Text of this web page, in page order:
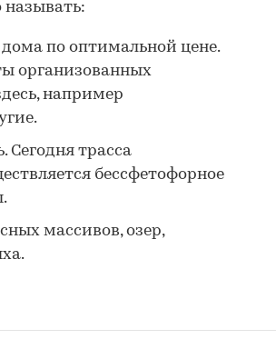
по оптимальной цене.
организованных
например
Сегодня трасса
бессфетофорное
массивов, озер,